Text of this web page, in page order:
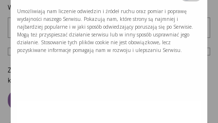
Witryna internetowa
Zapamiętaj moje dane w tej przeglądarce podczas pisania kolejnych
komentarzy.
Umożliwiają nam liczenie odwiedzin i źródeł ruchu oraz pomiar i poprawę
wydajności naszego Serwisu. Pokazują nam, które strony są najmniej i
najbardziej popularne i w jaki sposób odwiedzający poruszają się po Serwisie.
Mogą też przyspieszać działanie serwisu lub w inny sposób usprawniać jego
działanie. Stosowanie tych plików cookie nie jest obowiązkowe, lecz
pozyskiwane informacje pomagają nam w rozwoju i ulepszaniu Serwisu.